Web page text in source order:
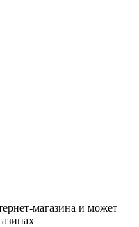
магазина и может